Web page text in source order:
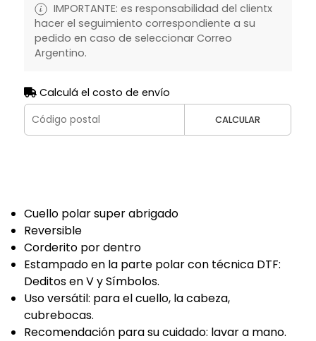
IMPORTANTE: es responsabilidad del clientx
hacer el seguimiento correspondiente a su
pedido en caso de seleccionar Correo
Argentino.
Calculá el costo de envío
CALCULAR
Cuello polar super abrigado
Reversible
Corderito por dentro
Estampado en la parte polar con técnica DTF:
Deditos en V y Símbolos.
Uso versátil: para el cuello, la cabeza,
cubrebocas.
Recomendación para su cuidado: lavar a mano.